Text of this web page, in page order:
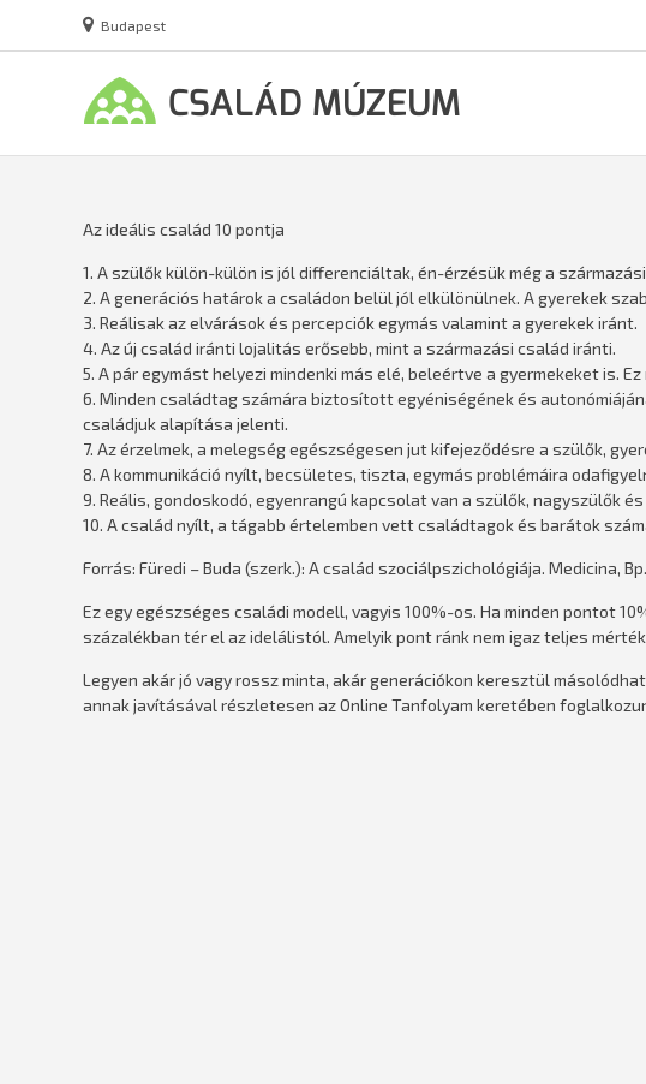
Budapest
Az ideális család 10 pontja
1. A szülők külön-külön is jól differenciáltak, én-érzésük még a
2. A generációs határok a családon belül jól elkülönülnek. A gyerekek
3. Reálisak az elvárások és percepciók egymás valamint a gyerekek iránt.
4. Az új család iránti lojalitás erősebb, mint a származási család iránti.
5. A pár egymást helyezi mindenki más elé, beleértve a gyermekeket is.
6. Minden családtag számára biztosított egyéniségének és
családjuk alapítása jelenti.
7. Az érzelmek, a melegség egészségesen jut kifejeződésre a szülők,
8. A kommunikáció nyílt, becsületes, tiszta, egymás problémáira
9. Reális, gondoskodó, egyenrangú kapcsolat van a szülők, nagyszülők
10. A család nyílt, a tágabb értelemben vett családtagok és barátok
Forrás: Füredi – Buda (szerk.): A család szociálpszichológiája. Medicina,
Ez egy egészséges családi modell, vagyis 100%-os. Ha minden pontot
százalékban tér el az idelálistól. Amelyik pont ránk nem igaz teljes
Legyen akár jó vagy rossz minta, akár generációkon keresztül
annak javításával részletesen az Online Tanfolyam keretében